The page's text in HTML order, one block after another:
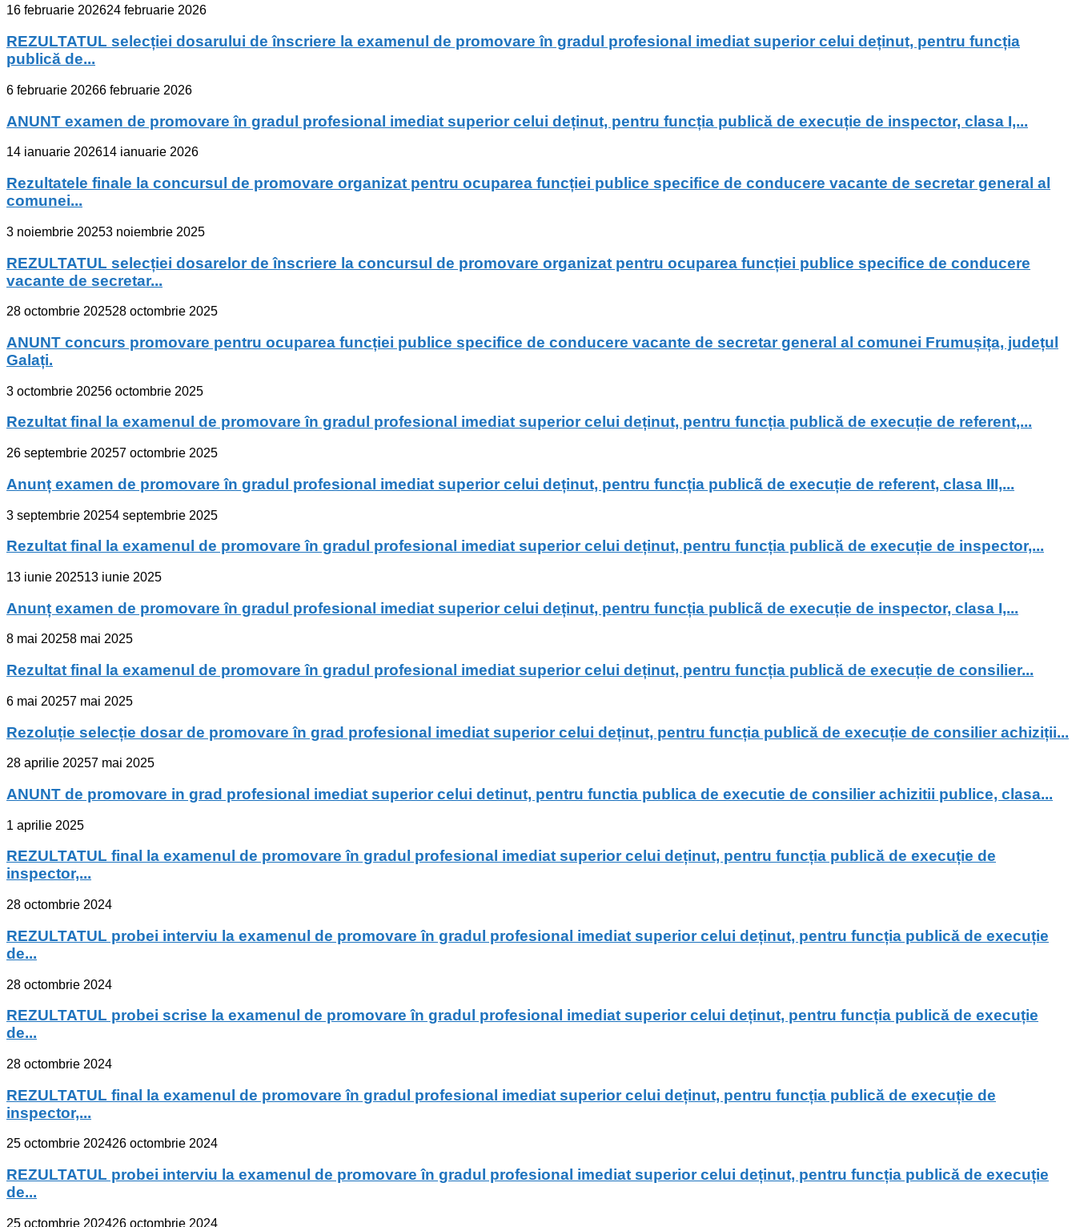
16 februarie 202624 februarie 2026
REZULTATUL selecției dosarului de înscriere la examenul de promovare în gradul profesional imediat superior celui deținut, pentru funcția
publică de...
6 februarie 20266 februarie 2026
ANUNT examen de promovare în gradul profesional imediat superior celui deținut, pentru funcția publică de execuție de inspector, clasa I,...
14 ianuarie 202614 ianuarie 2026
Rezultatele finale la concursul de promovare organizat pentru ocuparea funcției publice specifice de conducere vacante de secretar general al
comunei...
3 noiembrie 20253 noiembrie 2025
REZULTATUL selecției dosarelor de înscriere la concursul de promovare organizat pentru ocuparea funcției publice specifice de conducere
vacante de secretar...
28 octombrie 202528 octombrie 2025
ANUNT concurs promovare pentru ocuparea funcției publice specifice de conducere vacante de secretar general al comunei Frumușița, județul
Galați.
3 octombrie 20256 octombrie 2025
Rezultat final la examenul de promovare în gradul profesional imediat superior celui deținut, pentru funcția publică de execuție de referent,...
26 septembrie 20257 octombrie 2025
Anunț examen de promovare în gradul profesional imediat superior celui deținut, pentru funcția publicã de execuție de referent, clasa III,...
3 septembrie 20254 septembrie 2025
Rezultat final la examenul de promovare în gradul profesional imediat superior celui deținut, pentru funcția publică de execuție de inspector,...
13 iunie 202513 iunie 2025
Anunț examen de promovare în gradul profesional imediat superior celui deținut, pentru funcția publicã de execuție de inspector, clasa I,...
8 mai 20258 mai 2025
Rezultat final la examenul de promovare în gradul profesional imediat superior celui deținut, pentru funcția publică de execuție de consilier...
6 mai 20257 mai 2025
Rezoluție selecție dosar de promovare în grad profesional imediat superior celui deținut, pentru funcția publică de execuție de consilier achiziții...
28 aprilie 20257 mai 2025
ANUNT de promovare in grad profesional imediat superior celui detinut, pentru functia publica de executie de consilier achizitii publice, clasa...
1 aprilie 2025
REZULTATUL final la examenul de promovare în gradul profesional imediat superior celui deținut, pentru funcția publică de execuție de
inspector,...
28 octombrie 2024
REZULTATUL probei interviu la examenul de promovare în gradul profesional imediat superior celui deținut, pentru funcția publică de execuție
de...
28 octombrie 2024
REZULTATUL probei scrise la examenul de promovare în gradul profesional imediat superior celui deținut, pentru funcția publică de execuție
de...
28 octombrie 2024
REZULTATUL final la examenul de promovare în gradul profesional imediat superior celui deținut, pentru funcția publică de execuție de
inspector,...
25 octombrie 202426 octombrie 2024
REZULTATUL probei interviu la examenul de promovare în gradul profesional imediat superior celui deținut, pentru funcția publică de execuție
de...
25 octombrie 202426 octombrie 2024